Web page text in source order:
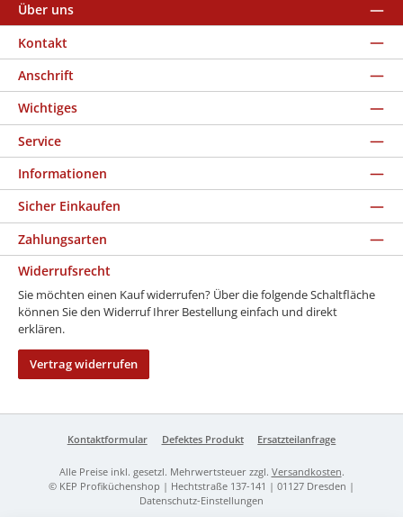
Über uns
Kontakt
Anschrift
Wichtiges
Service
Informationen
Sicher Einkaufen
Zahlungsarten
Widerrufsrecht
Sie möchten einen Kauf widerrufen? Über die folgende Schaltfläche
können Sie den Widerruf Ihrer Bestellung einfach und direkt
erklären.
Vertrag widerrufen
Kontaktformular Defektes Produkt Ersatzteilanfrage
Alle Preise inkl. gesetzl. Mehrwertsteuer zzgl. Versandkosten.
© KEP Profiküchenshop | Hechtstraße 137-141 | 01127 Dresden |
Datenschutz-Einstellungen